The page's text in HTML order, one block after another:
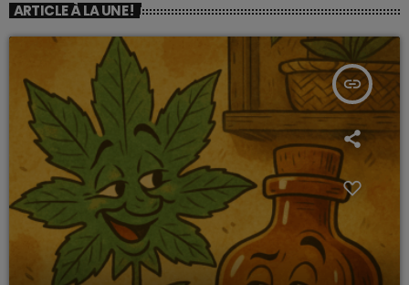
ARTICLE À LA UNE !
insert_link